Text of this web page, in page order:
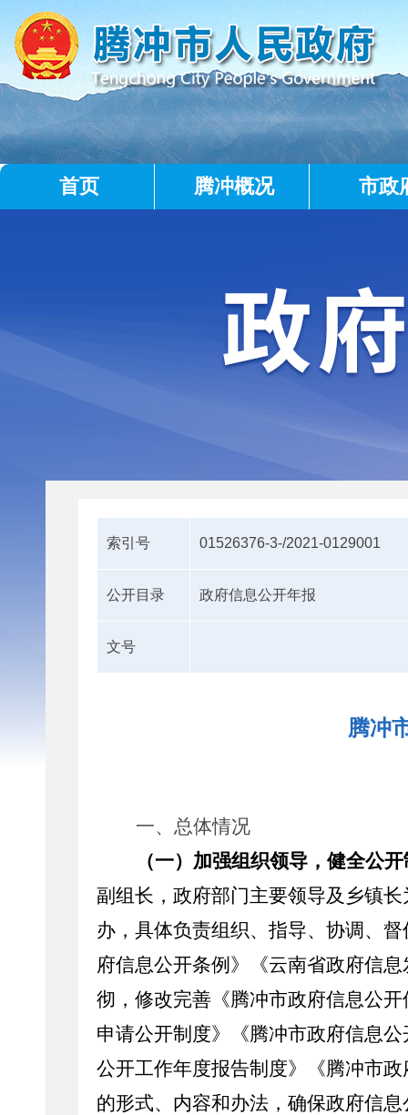
首页 腾冲概况 市政
索引号 01526376-3-/2021-0129001
公开目录 政府信息公开年报
文号
腾冲
一、总体情况
（一）加强组织领导，健全公
副组长，政府部门主要领导及乡镇长
办，具体负责组织、指导、协调、
府信息公开条例》
《云南省政府信
彻，修改完善《腾冲市政府信息公
申请公开制度》《腾冲市政府信息
公开工作年度报告制度》《腾冲市
的形式、内容和办法，确保政府信